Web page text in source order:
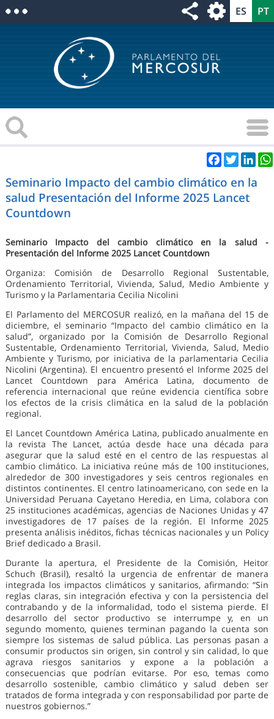
Facebook
Twitter
Seminario Impacto del cambio climático en la
salud Presentación del Informe 2025 Lancet
Countdown
Seminario Impacto del cambio climático en la salud -
Presentación del Informe 2025 Lancet Countdown
Organiza: Comisión de Desarrollo Regional Sustentable,
Ordenamiento Territorial, Vivienda, Salud, Medio Ambiente y
Turismo y la Parlamentaria Cecilia Nicolini
El Parlamento del MERCOSUR realizó, en la mañana del 15 de
diciembre, el seminario “Impacto del cambio climático en la
salud”, organizado por la Comisión de Desarrollo Regional
Sustentable, Ordenamiento Territorial, Vivienda, Salud, Medio
Ambiente y Turismo, por iniciativa de la parlamentaria Cecilia
Nicolini (Argentina). El encuentro presentó el Informe 2025 del
Lancet Countdown para América Latina, documento de
referencia internacional que reúne evidencia científica sobre
los efectos de la crisis climática en la salud de la población
regional.
El Lancet Countdown América Latina, publicado anualmente en
la revista The Lancet, actúa desde hace una década para
asegurar que la salud esté en el centro de las respuestas al
cambio climático. La iniciativa reúne más de 100 instituciones,
alrededor de 300 investigadores y seis centros regionales en
distintos continentes. El centro latinoamericano, con sede en la
Universidad Peruana Cayetano Heredia, en Lima, colabora con
25 instituciones académicas, agencias de Naciones Unidas y 47
investigadores de 17 países de la región. El Informe 2025
presenta análisis inéditos, fichas técnicas nacionales y un Policy
Brief dedicado a Brasil.
Durante la apertura, el Presidente de la Comisión, Heitor
Schuch (Brasil), resaltó la urgencia de enfrentar de manera
integrada los impactos climáticos y sanitarios, afirmando: “Sin
reglas claras, sin integración efectiva y con la persistencia del
contrabando y de la informalidad, todo el sistema pierde. El
desarrollo del sector productivo se interrumpe y, en un
segundo momento, quienes terminan pagando la cuenta son
siempre los sistemas de salud pública. Las personas pasan a
consumir productos sin origen, sin control y sin calidad, lo que
agrava riesgos sanitarios y expone a la población a
consecuencias que podrían evitarse. Por eso, temas como
desarrollo sostenible, cambio climático y salud deben ser
tratados de forma integrada y con responsabilidad por parte de
nuestros gobiernos.”